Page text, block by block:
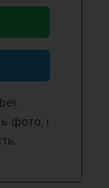
фото, і